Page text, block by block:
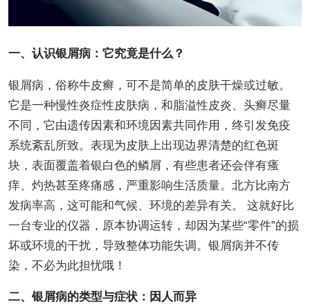
一、认识银屑病：它究竟是什么？
银屑病，俗称牛皮癣，可不是简单的皮肤干燥或过敏。
它是一种慢性炎症性皮肤病，和脂溢性皮炎、头癣尽量
不同，它由遗传因素和环境因素共同作用，终引发免疫
系统紊乱所致。表现为皮肤上出现边界清楚的红色斑
块，表面覆盖着银白色的鳞屑，有些患者还会伴有瘙
痒、灼热甚至疼痛感，严重影响生活质量。北方比南方
发病率高，这可能和气候、环境的差异有关。 这就好比
一台专业的仪器，原本协调运转，却因为某些“零件”的损
坏或环境的干扰，导致整体功能失调。银屑病并不传
染，不必为此担忧哦！
二、银屑病的类型与症状：因人而异